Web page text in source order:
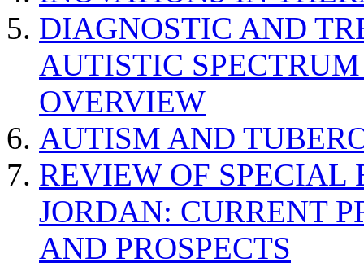
DIAGNOSTIC AND
AUTISTIC
OVERVIEW
AUTISM AND
REVIEW OF SPECIAL
JORDAN: CURRENT
AND PROSPECTS